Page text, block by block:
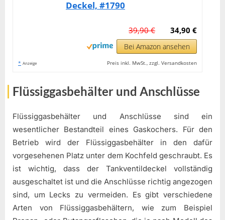
Deckel, #1790
34,90 €
39,90 €
Bei Amazon ansehen
* Anzeige Preis inkl. MwSt., zzgl. Versandkosten
Flüssiggasbehälter und Anschlüsse
Flüssiggasbehälter und Anschlüsse sind ein
wesentlicher Bestandteil eines Gaskochers. Für den
Betrieb wird der Flüssiggasbehälter in den dafür
vorgesehenen Platz unter dem Kochfeld geschraubt. Es
ist wichtig, dass der Tankventildeckel vollständig
ausgeschaltet ist und die Anschlüsse richtig angezogen
sind, um Lecks zu vermeiden. Es gibt verschiedene
Arten von Flüssiggasbehältern, wie zum Beispiel